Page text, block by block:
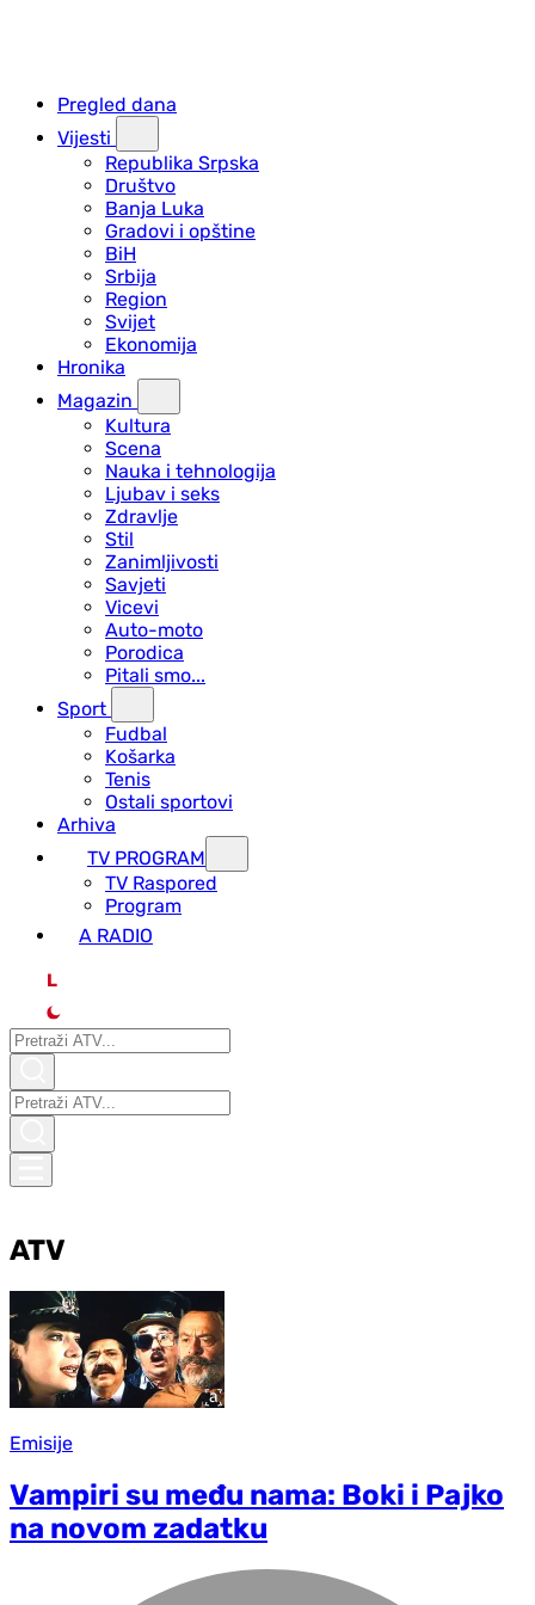
Pregled dana
Vijesti
Republika Srpska
Društvo
Banja Luka
Gradovi i opštine
BiH
Srbija
Region
Svijet
Ekonomija
Hronika
Magazin
Kultura
Scena
Nauka i tehnologija
Ljubav i seks
Zdravlje
Stil
Zanimljivosti
Savjeti
Vicevi
Auto-moto
Porodica
Pitali smo...
Sport
Fudbal
Košarka
Tenis
Ostali sportovi
Arhiva
TV PROGRAM
ТV Raspored
Program
A RADIO
L
ATV
Emisije
Vampiri su među nama: Boki i Pajko
na novom zadatku